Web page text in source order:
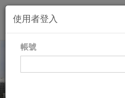
使用者登入
帳號